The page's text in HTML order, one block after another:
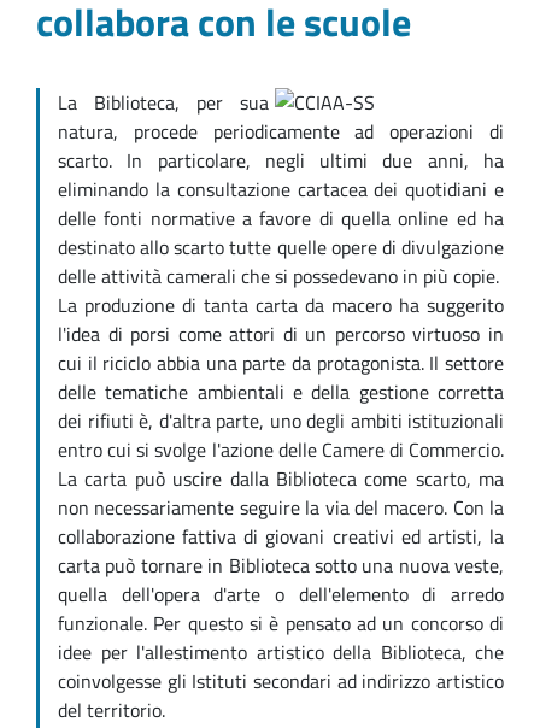
collabora con le scuole
La Biblioteca, per sua
natura, procede periodicamente ad operazioni di
scarto. In particolare, negli ultimi due anni, ha
eliminando la consultazione cartacea dei quotidiani e
delle fonti normative a favore di quella online ed ha
destinato allo scarto tutte quelle opere di divulgazione
delle attività camerali che si possedevano in più copie.
La produzione di tanta carta da macero ha suggerito
l'idea di porsi come attori di un percorso virtuoso in
cui il riciclo abbia una parte da protagonista. Il settore
delle tematiche ambientali e della gestione corretta
dei rifiuti è, d'altra parte, uno degli ambiti istituzionali
entro cui si svolge l'azione delle Camere di Commercio.
La carta può uscire dalla Biblioteca come scarto, ma
non necessariamente seguire la via del macero. Con la
collaborazione fattiva di giovani creativi ed artisti, la
carta può tornare in Biblioteca sotto una nuova veste,
quella dell'opera d'arte o dell'elemento di arredo
funzionale. Per questo si è pensato ad un concorso di
idee per l'allestimento artistico della Biblioteca, che
coinvolgesse gli Istituti secondari ad indirizzo artistico
del territorio.